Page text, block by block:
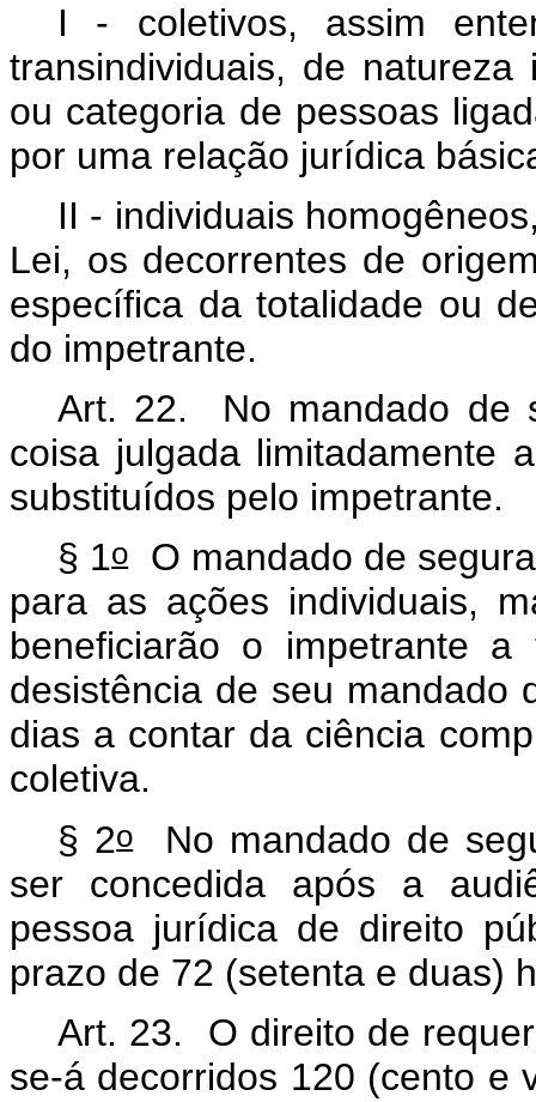
I - coletivos, assim
transindividuais, de
ou categoria de pessoas
por uma relação jurídica
II - individuais
Lei, os decorrentes de
específica da totalidade ou
do impetrante.
Art. 22. No mandado de
coisa julgada limitadamente
substituídos pelo
§ 1oO mandado de
para as ações individuais,
beneficiarão o impetrante
desistência de seu mandado
dias a contar da ciência
coletiva.
§ 2oNo mandado de
ser concedida após a
pessoa jurídica de direito
prazo de 72 (setenta e
Art. 23. O direito de
se-á decorridos 120 (cento e